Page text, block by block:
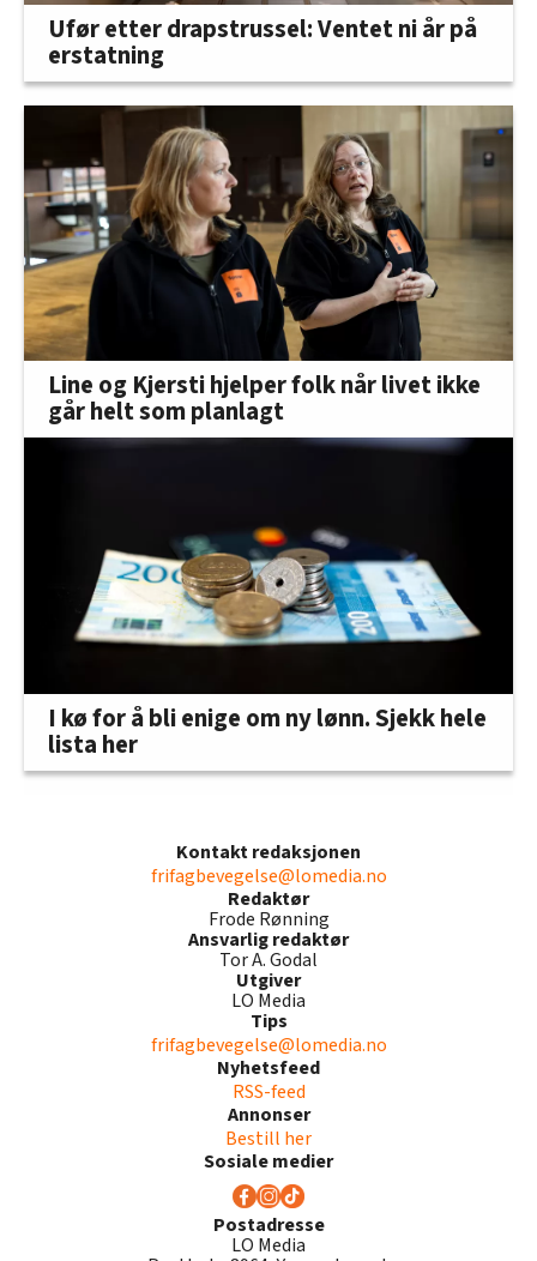
Ufør etter drapstrussel: Ventet ni år på
erstatning
Line og Kjersti hjelper folk når livet ikke
går helt som planlagt
I kø for å bli enige om ny lønn. Sjekk hele
lista her
Kontakt redaksjonen
frifagbevegelse@lomedia.no
Redaktør
Frode Rønning
Ansvarlig redaktør
Tor A. Godal
Utgiver
LO Media
Tips
frifagbevegelse@lomedia.no
Nyhetsfeed
RSS-feed
Annonser
Bestill her
Sosiale medier
Postadresse
LO Media